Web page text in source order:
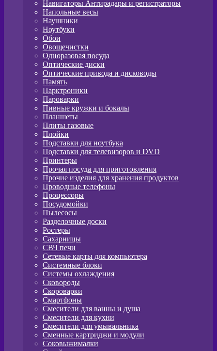
Навигаторы Антирадары и регистраторы
Напольные весы
Наушники
Ноутбуки
Обои
Овощечистки
Одноразовая посуда
Оптические диски
Оптические привода и дисководы
Память
Парктроники
Пароварки
Пивные кружки и бокалы
Планшеты
Плиты газовые
Плойки
Подставки для ноутбука
Подставки для телевизоров и DVD
Принтеры
Прочая посуда для приготовления
Прочие изделия для хранения продуктов
Проводные телефоны
Процессоры
Посудомойки
Пылесосы
Разделочные доски
Ростеры
Сахарницы
СВЧ печи
Сетевые карты для компьютера
Системные блоки
Системы охлаждения
Сковороды
Скороварки
Смартфоны
Смесители для ванны и душа
Смесители для кухни
Смесители для умывальника
Сменные картриджи и модули
Соковыжималки